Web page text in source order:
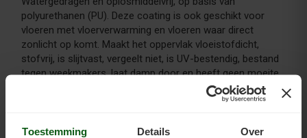
Toestemming Details Over
polyurethanen (PU). Deze coating is ook geschikt voor
vloeren met vloerverwarming en vloeren waar direct
zonlicht op komt. Maakt het oppervlak vloeistofdicht,
stofvrij, is slijtvast, vergeelt niet, is UV-bestendig, bestand
tegen weekmakers, laat damp door en heeft geen moeite